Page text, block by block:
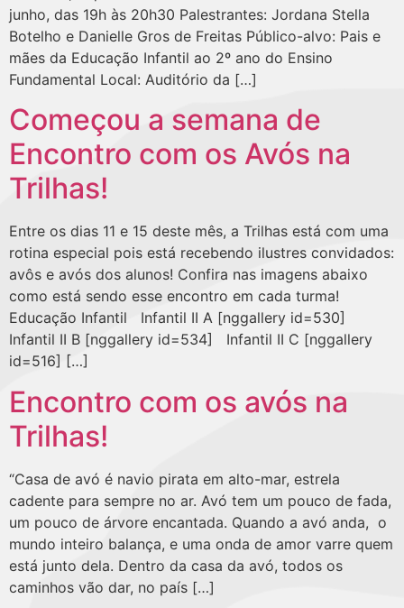
junho, das 19h às 20h30 Palestrantes: Jordana Stella
Botelho e Danielle Gros de Freitas Público-alvo: Pais e
mães da Educação Infantil ao 2º ano do Ensino
Fundamental Local: Auditório da […]
Começou a semana de
Encontro com os Avós na
Trilhas!
Entre os dias 11 e 15 deste mês, a Trilhas está com uma
rotina especial pois está recebendo ilustres convidados:
avôs e avós dos alunos! Confira nas imagens abaixo
como está sendo esse encontro em cada turma!
Educação Infantil Infantil II A [nggallery id=530]
Infantil II B [nggallery id=534] Infantil II C [nggallery
id=516] […]
Encontro com os avós na
Trilhas!
“Casa de avó é navio pirata em alto-mar, estrela
cadente para sempre no ar. Avó tem um pouco de fada,
um pouco de árvore encantada. Quando a avó anda, o
mundo inteiro balança, e uma onda de amor varre quem
está junto dela. Dentro da casa da avó, todos os
caminhos vão dar, no país […]